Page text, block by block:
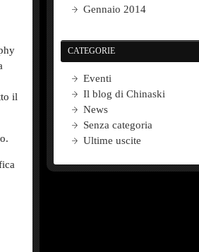
il
Gennaio 2014
CATEGORIE
Eventi
Il blog di Chinaski
News
Senza categoria
Ultime uscite